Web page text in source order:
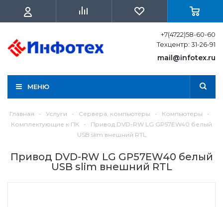
+7(4722)58-60-60
Техцентр: 31-26-91
mail@infotex.ru
МЕНЮ
Главная - Услуги - Сервера, компьютеры - Компьютеры
-
Комплектующие к ПК
-
Привод DVD-RW LG GP57EW40 белый
USB slim внешний RTL
Привод DVD-RW LG GP57EW40 белый
USB slim внешний RTL